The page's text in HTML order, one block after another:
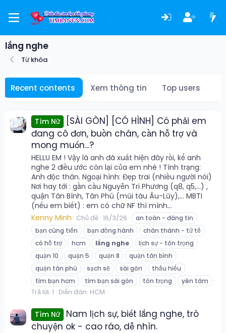
lắng nghe
Từ khóa
Recent contents Xem thông tin Top users
Tìm Nữ
[SÀI GÒN] [CÓ HÌNH] Có phải em
đang cô đơn, buồn chán, cần hỗ trợ và
mong muốn...?
HELLU EM ! Vậy là anh đã xuất hiện đây rồi, kể anh
nghe 2 điều ước còn lại của em nhé ! Tình trạng:
Anh độc thân. Ngoại hình: Đẹp trai (nhiều người nói)
Nơi hay tới : gần cầu Nguyễn Tri Phương (q8, q5,...) ,
quận Tân Bình, Tân Phú (mũi tàu Âu-Lũy),... MBTI
(nếu em biết) : em có chữ NF thì mình...
Kenny Minh Chủ đề 16/3/26
an toàn - đáng tin
bạn cùng tiến
bạn đồng hành
chân thành - tử tế
có hỗ trợ
hcm lắng nghe
lịch sự - tôn trọng
quận 10
quận 5 quận 8
quận tân bình
quận tân phú
sạch sẽ sài gòn
thấu hiểu
tìm bạn hcm
tìm bạn sài gòn tôn trọng yên tâm
Trả lời: 1 Diễn đàn: HCM
Tìm Nữ
Nam lịch sự, biết lắng nghe, trò
chuyện ok - cao ráo, dễ nhìn.